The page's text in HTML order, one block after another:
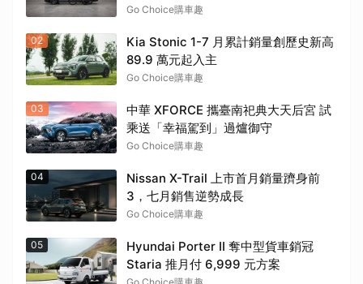
Go Choice購車趣
02
Kia Stonic 1-7 月累計銷量創歷史新高
89.9 萬元起入主
Go Choice購車趣
03
中華 XFORCE 攜臺南祀典大天后宮 試
乘送「幸福駕到」過爐御守
Go Choice購車趣
04
Nissan X-Trail 上市首月銷量躋身前
3，七月銷售逆勢成長
Go Choice購車趣
05
Hyundai Porter II 奪中型貨車銷冠
Staria 推月付 6,999 元方案